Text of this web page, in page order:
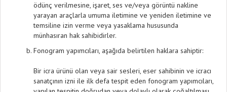
ödünç verilmesine, işaret, ses ve/veya görüntü nakline
yarayan araçlarla umuma iletimine ve yeniden iletimine ve
temsiline izin verme veya yasaklama hususunda
münhasıran hak sahibidirler.
Fonogram yapımcıları, aşağıda belirtilen haklara sahiptir:
Bir icra ürünü olan veya sair sesleri, eser sahibinin ve icracı
sanatçının izni ile ilk defa tespit eden fonogram yapımcıları,